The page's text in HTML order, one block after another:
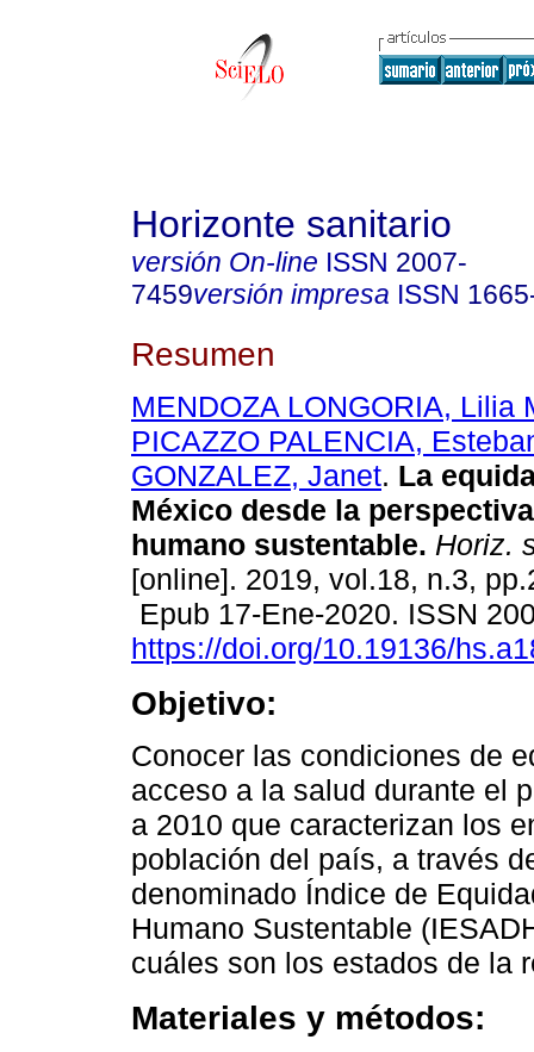
Horizonte sanitario
versión On-line ISSN 2007-
7459versión impresa ISSN
Resumen
MENDOZA LONGORIA, Lilia
PICAZZO PALENCIA,
GONZALEZ, Janet. La
México desde la
humano sustentable. Horiz.
[online]. 2019, vol.18, n.3,
Epub 17-Ene-2020. ISSN
https://doi.org/10.19136/
Objetivo:
Conocer las condiciones de
acceso a la salud durante el
a 2010 que caracterizan los
población del país, a través
denominado Índice de
Humano Sustentable
cuáles son los estados de la
Materiales y métodos: